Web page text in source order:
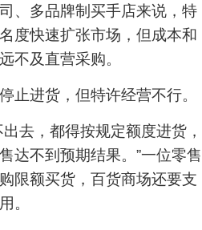
多品牌制买手店来说，特
度快速扩张市场，但成本和
不及直营采购。
进货，但特许经营不行。
，都得按规定额度进货，
达不到预期结果。”一位零售
限额买货，百货商场还要支
。